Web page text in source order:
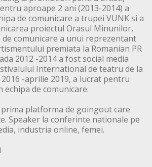
aproape 2 ani (2013-2014) a
de comunicare a trupei VUNK si a
proiectul Orasul Minunilor,
comunicare a unui reprezentant
premiata la Romanian PR
2012 -2014 a fost social media
International de teatru de la
-aprilie 2019, a lucrat pentru
echipa de comunicare.
platforma de goingout care
Speaker la conferinte nationale pe
industria online, femei.